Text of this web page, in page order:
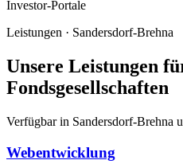
Investor-Portale
Leistungen · Sandersdorf-Brehna
Unsere Leistungen
Fondsgesellschaften
Verfügbar in Sandersdorf-Brehna
Webentwicklung